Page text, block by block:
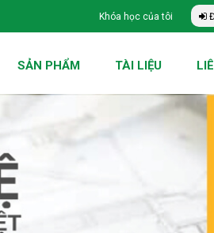
Khóa học của tôi
SẢN PHẨM TÀI LIỆU